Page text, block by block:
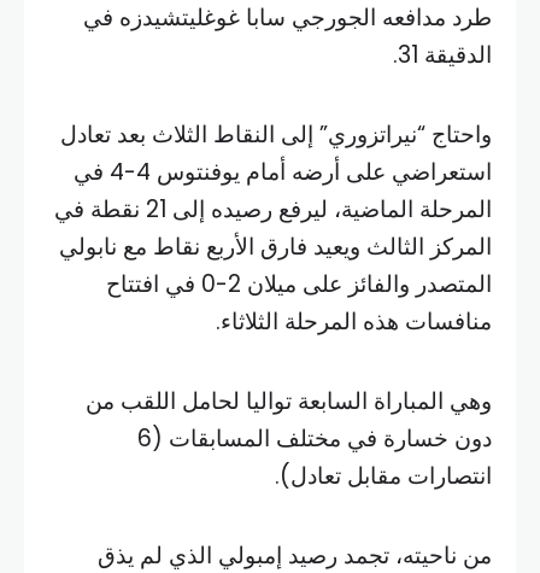
طرد مدافعه الجورجي سابا غوغليتشيدزه في
الدقيقة 31.
واحتاج “نيراتزوري” إلى النقاط الثلاث بعد تعادل
استعراضي على أرضه أمام يوفنتوس 4-4 في
المرحلة الماضية، ليرفع رصيده إلى 21 نقطة في
المركز الثالث ويعيد فارق الأربع نقاط مع نابولي
المتصدر والفائز على ميلان 2-0 في افتتاح
منافسات هذه المرحلة الثلاثاء.
وهي المباراة السابعة تواليا لحامل اللقب من
دون خسارة في مختلف المسابقات (6
انتصارات مقابل تعادل).
من ناحيته، تجمد رصيد إمبولي الذي لم يذق